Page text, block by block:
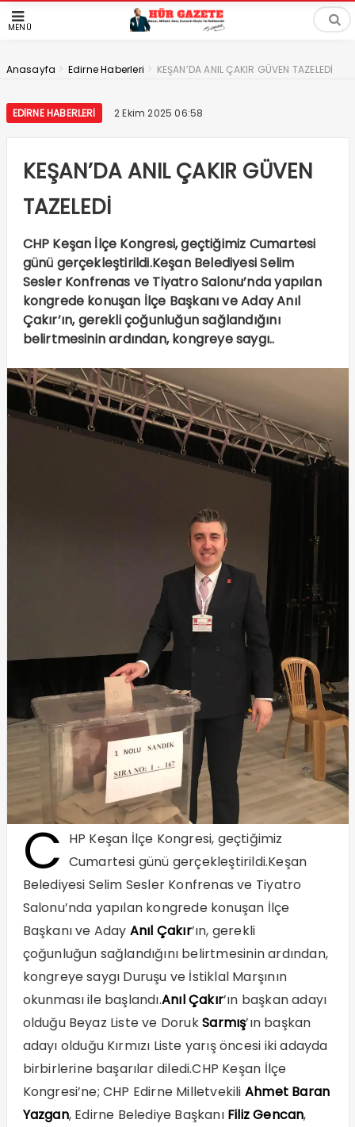
MENÜ
Anasayfa > Edirne Haberleri > KEŞAN’DA ANIL ÇAKIR GÜVEN TAZELEDİ
EDIRNE HABERLERI 2 Ekim 2025 06:58
KEŞAN’DA ANIL ÇAKIR GÜVEN
TAZELEDİ
CHP Keşan İlçe Kongresi, geçtiğimiz Cumartesi
günü gerçekleştirildi.Keşan Belediyesi Selim
Sesler Konfrenas ve Tiyatro Salonu’nda yapılan
kongrede konuşan İlçe Başkanı ve Aday Anıl
Çakır’ın, gerekli çoğunluğun sağlandığını
belirtmesinin ardından, kongreye saygı..
C HP Keşan İlçe Kongresi, geçtiğimiz
Cumartesi günü gerçekleştirildi.Keşan
Belediyesi Selim Sesler Konfrenas ve Tiyatro
Salonu’nda yapılan kongrede konuşan İlçe
Başkanı ve Aday Anıl Çakır’ın, gerekli
çoğunluğun sağlandığını belirtmesinin ardından,
kongreye saygı Duruşu ve İstiklal Marşının
okunması ile başlandı.Anıl Çakır’ın başkan adayı
olduğu Beyaz Liste ve DorukSarmış’ın başkan
adayı olduğu Kırmızı Liste yarış öncesi iki adayda
birbirlerine başarılar diledi.CHP Keşan İlçe
Kongresi’ne; CHP Edirne Milletvekili Ahmet Baran
Yazgan, Edirne Belediye Başkanı Filiz Gencan,